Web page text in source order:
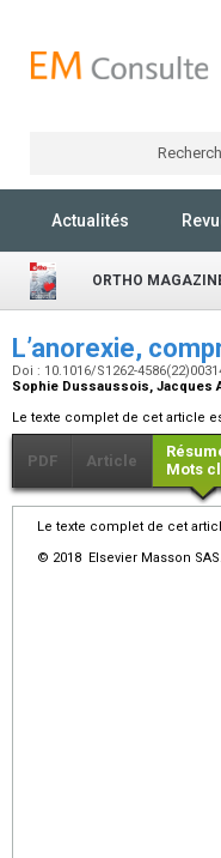
Actualités
ORTHO
L’anorexie,
Doi : 10.1016/S1262-
Sophie Dussaussois, Jacques
Le texte complet de cet article
PDF Article
Mots
Le texte complet de cet
© 2018 Elsevier Masson